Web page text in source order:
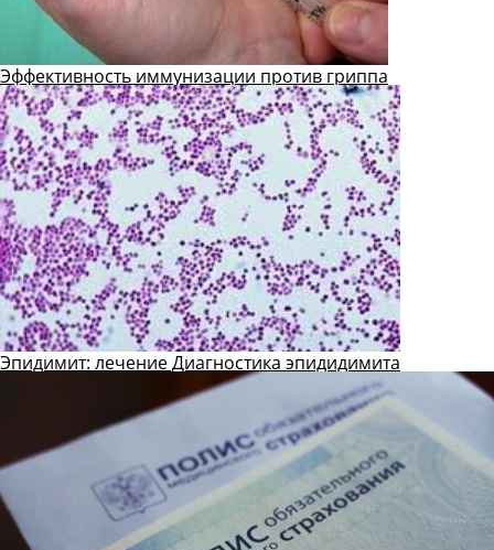
Эффективность иммунизации против гриппа
Эпидимит: лечение Диагностика эпидидимита